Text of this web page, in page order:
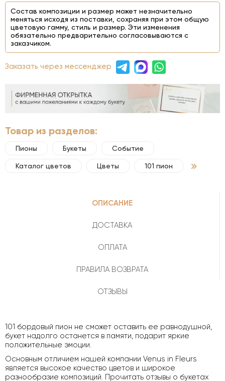
Состав композиции и размер может незначительно
меняться исходя из поставки, сохраняя при этом общую
цветовую гамму, стиль и размер. Эти изменения
обязательно предварительно согласовываются с
заказчиком.
Заказать через мессенджер
Товар из разделов:
Пионы Букеты Событие
Каталог цветов Цветы 101 пион
ОПИСАНИЕ
ДОСТАВКА
ОПЛАТА
ПРАВИЛА ВОЗВРАТА
ОТЗЫВЫ
101 бордовый пион не сможет оставить ее равнодушной,
букет надолго останется в памяти, подарит яркие
положительные эмоции.
Основным отличием нашей компании Venus in Fleurs
является высокое качество цветов и широкое
разнообразие композиций. Прочитать отзывы о букетах